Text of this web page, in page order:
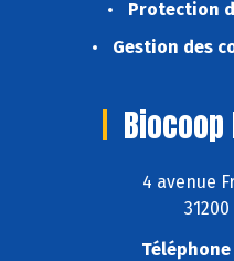
Protection
Gestion des
4 avenue
Téléphone